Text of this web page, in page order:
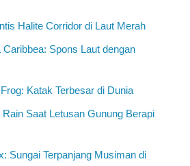
Halite Corridor di Laut Merah
Spons Laut dengan
Katak Terbesar di Dunia
Saat Letusan Gunung Berapi
Sungai Terpanjang Musiman di